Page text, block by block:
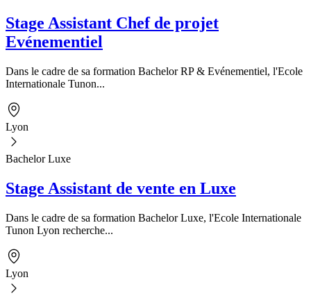
Stage Assistant Chef de projet
Evénementiel
Dans le cadre de sa formation Bachelor RP & Evénementiel, l'Ecole
Internationale Tunon...
Lyon
Bachelor Luxe
Stage Assistant de vente en Luxe
Dans le cadre de sa formation Bachelor Luxe, l'Ecole Internationale
Tunon Lyon recherche...
Lyon